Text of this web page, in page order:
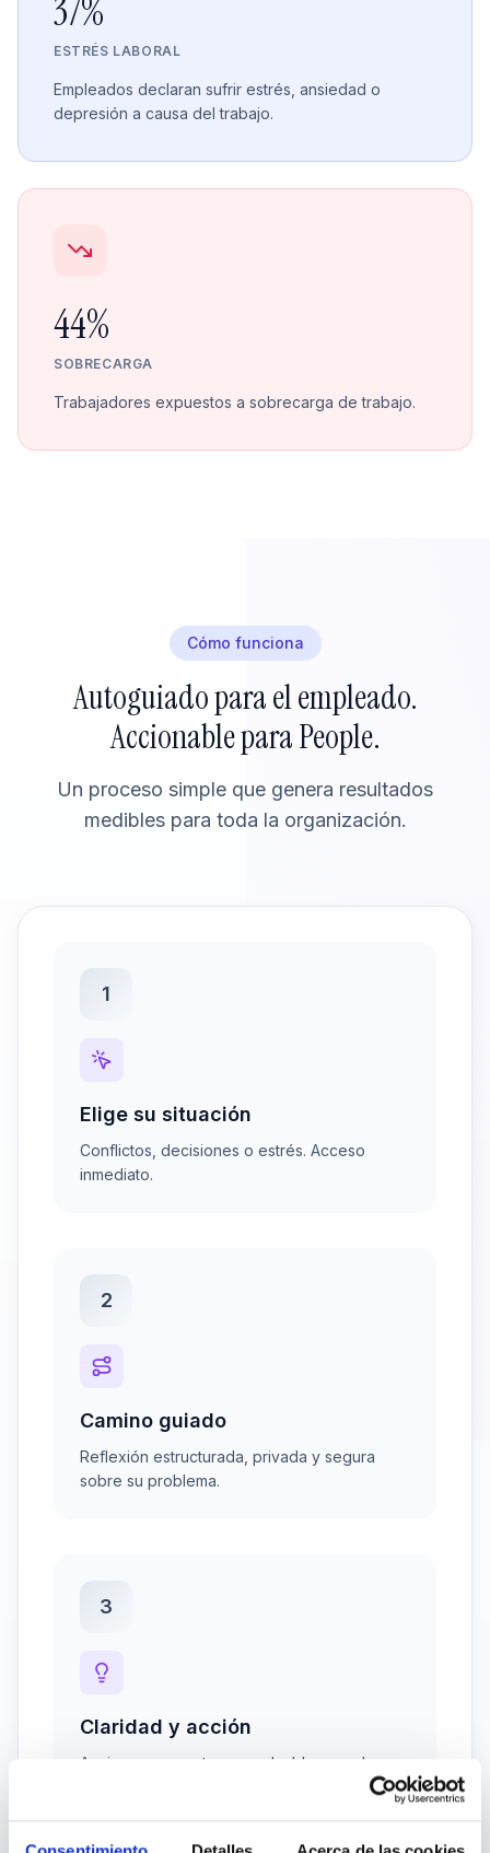
37%
ESTRÉS LABORAL
Empleados declaran sufrir estrés, ansiedad o
depresión a causa del trabajo.
44%
SOBRECARGA
Trabajadores expuestos a sobrecarga de trabajo.
Cómo funciona
Autoguiado para el empleado.
Accionable para People.
Un proceso simple que genera resultados
medibles para toda la organización.
1
Elige su situación
Conflictos, decisiones o estrés. Acceso
inmediato.
2
Camino guiado
Reflexión estructurada, privada y segura
sobre su problema.
3
Claridad y acción
Acciones concretas para desbloquear la